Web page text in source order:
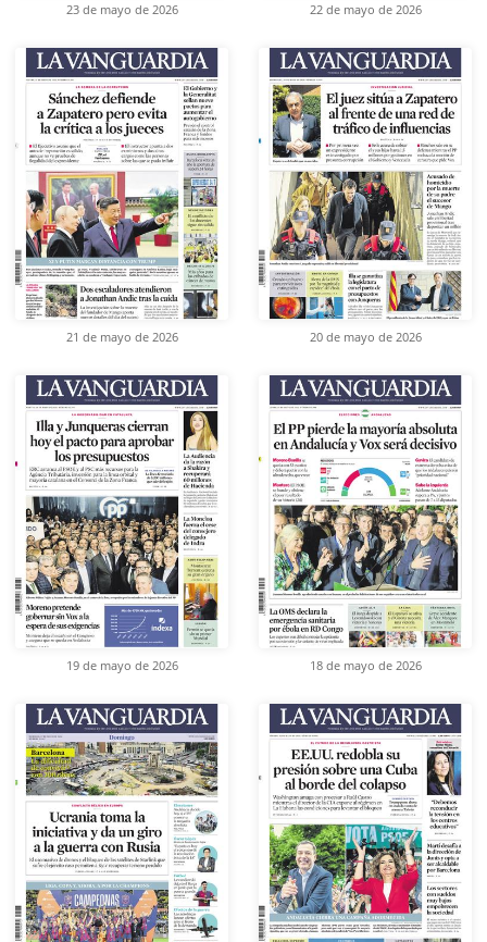
23 de mayo de 2026 22 de mayo de 2026
21 de mayo de 2026 20 de mayo de 2026
19 de mayo de 2026 18 de mayo de 2026